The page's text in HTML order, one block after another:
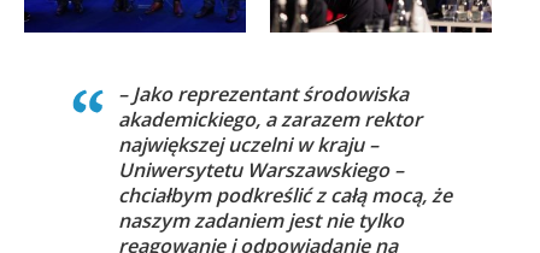
– Jako reprezentant środowiska
akademickiego, a zarazem rektor
największej uczelni w kraju –
Uniwersytetu Warszawskiego –
chciałbym podkreślić z całą mocą, że
naszym zadaniem jest nie tylko
reagowanie i odpowiadanie na